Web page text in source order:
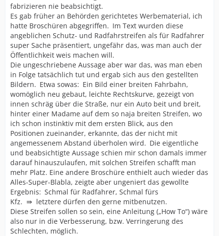
fabrizieren nie beabsichtigt.
Es gab früher an Behörden gerichtetes Werbematerial, ich
hatte Broschüren abgegriffen. Im Text wurden diese
angeblichen Schutz- und Radfahrstreifen als für Radfahrer
super Sache präsentiert, ungefähr das, was man auch der
Öffentlichkeit weis machen will.
Die ungeschriebene Aussage aber war das, was man eben
in Folge tatsächlich tut und ergab sich aus den gestellten
Bildern. Etwa sowas: Ein Bild einer breiten Fahrbahn,
womöglich neu gebaut, leichte Rechtskurve, gezeigt von
innen schräg über die Straße, nur ein Auto beit und breit,
hinter einer Madame auf dem so naja breiten Streifen, wo
ich schon instinktiv mit dem ersten Blick, aus den
Positionen zueinander, erkannte, das der nicht mit
angemessenem Abstand überholen wird. Die eigentliche
und beabsichtigte Aussage schien mir schon damals immer
darauf hinauszulaufen, mit solchen Streifen schafft man
mehr Platz. Eine andere Broschüre enthielt auch wieder das
Alles-Super-Blabla, zeigte aber ungeniert das gewollte
Ergebnis: Schmal für Radfahrer, Schmal fürs
Kfz. ⇛ letztere dürfen den gerne mitbenutzen.
Diese Streifen sollen so sein, eine Anleitung („How To“) wäre
also nur in die Verbesserung, bzw. Verringerung des
Schlechten, möglich.